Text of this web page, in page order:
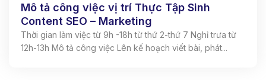
Mô tả công việc vị trí Thực Tập Sinh
Content SEO – Marketing
Thời gian làm việc từ 9h -18h từ thứ 2-thứ 7 Nghỉ trưa từ
12h-13h Mô tả công việc Lên kế hoạch viết bài, phát...